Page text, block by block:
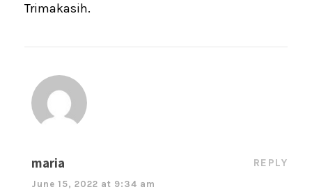
Trimakasih.
maria
June 15, 2022 at 9:34 am
REPLY